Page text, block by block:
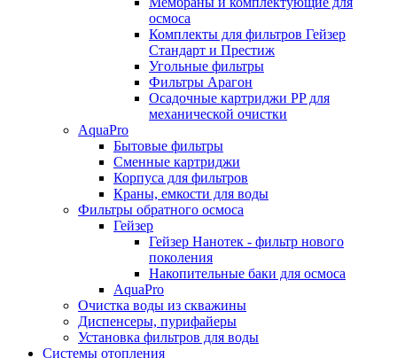
осмоса
Комплекты для фильтров Гейзер
Стандарт и Престиж
Угольные фильтры
Фильтры Арагон
Осадочные картриджи PP для
механической очистки
AquaPro
Бытовые фильтры
Сменные картриджи
Корпуса для фильтров
Краны, емкости для воды
Фильтры обратного осмоса
Гейзер
Гейзер Нанотек - фильтр нового
поколения
Накопительные баки для осмоса
AquaPro
Очистка воды из скважины
Диспенсеры, пурифайеры
Установка фильтров для воды
Системы отопления